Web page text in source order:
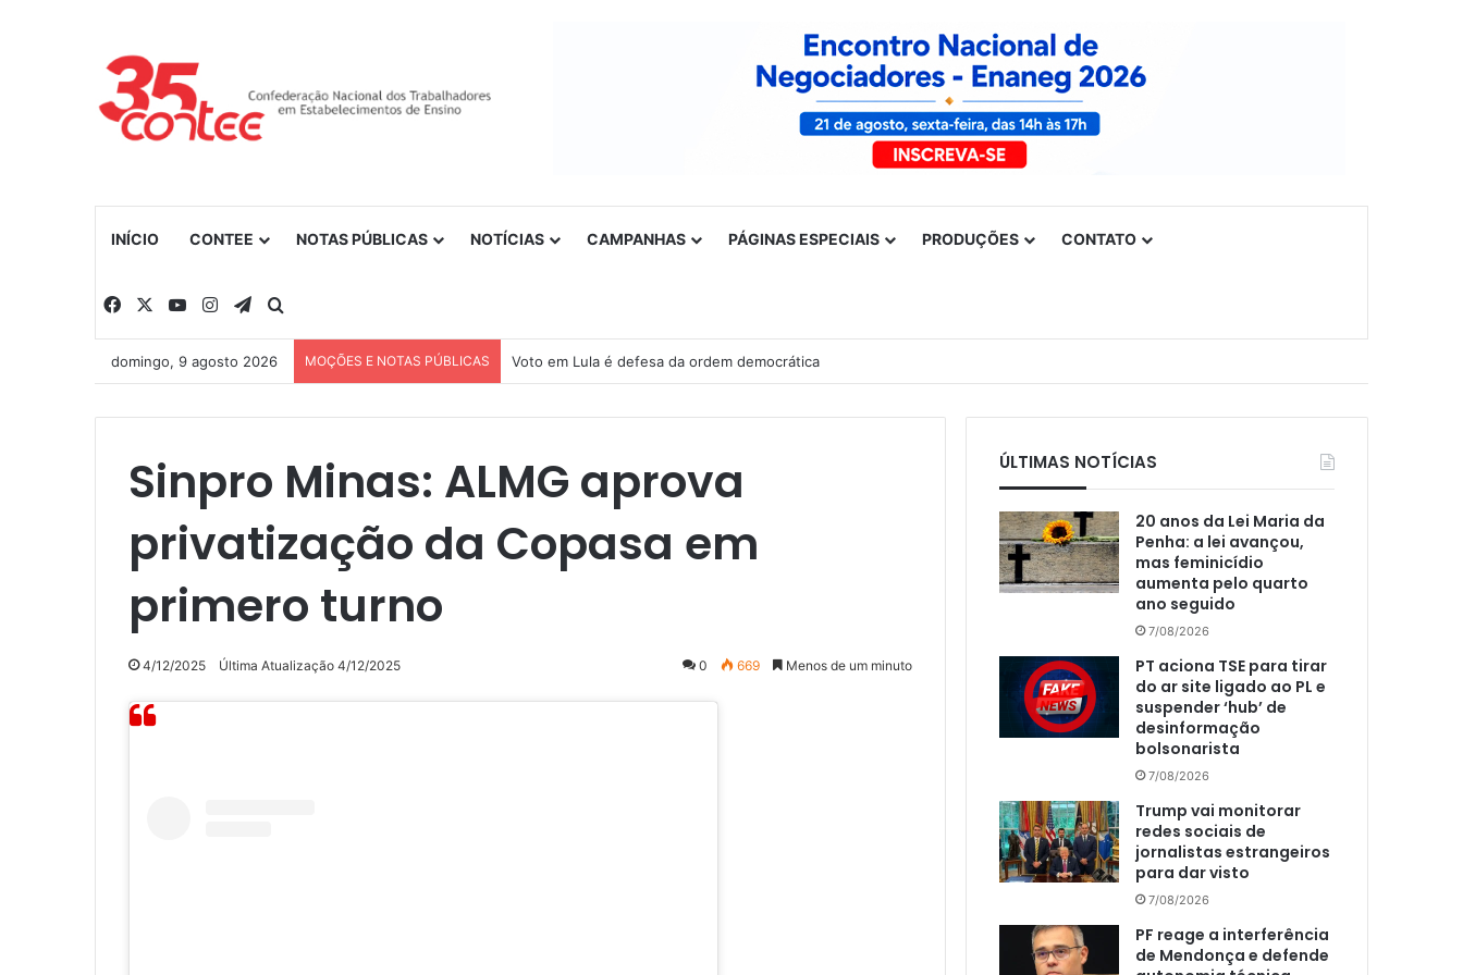
INÍCIO CONTEE NOTAS PÚBLICAS NOTÍCIAS CAMPANHAS PÁGINAS ESPECIAIS PRODUÇÕES CONTATO
Facebook YouTubeInstagramTelegram
domingo, 9 agosto 2026 MOÇÕES E NOTAS PÚBLICAS Voto em Lula é defesa da ordem democrática
Sinpro Minas: ALMG aprova
privatização da Copasa em
primero turno
4/12/2025 Última Atualização 4/12/2025 0 669 Menos de um minuto
ÚLTIMAS NOTÍCIAS
20 anos da Lei Maria da
Penha: a lei avançou,
mas feminicídio
aumenta pelo quarto
ano seguido
7/08/2026
PT aciona TSE para tirar
do ar site ligado ao PL e
suspender ‘hub’ de
desinformação
bolsonarista
7/08/2026
Trump vai monitorar
redes sociais de
jornalistas estrangeiros
para dar visto
7/08/2026
PF reage a interferência
de Mendonça e defende